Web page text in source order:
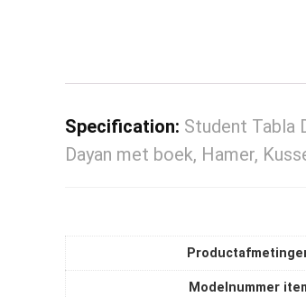
Specification: Student Tabla
Dayan met boek, Hamer,
Modelnummer